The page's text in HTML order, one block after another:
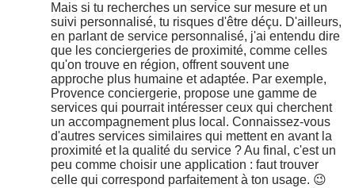
Mais si tu recherches un service sur mesure et un
suivi personnalisé, tu risques d'être déçu. D'ailleurs,
en parlant de service personnalisé, j'ai entendu dire
que les conciergeries de proximité, comme celles
qu'on trouve en région, offrent souvent une
approche plus humaine et adaptée. Par exemple,
Provence conciergerie, propose une gamme de
services qui pourrait intéresser ceux qui cherchent
un accompagnement plus local. Connaissez-vous
d'autres services similaires qui mettent en avant la
proximité et la qualité du service ? Au final, c'est un
peu comme choisir une application : faut trouver
celle qui correspond parfaitement à ton usage. 😉